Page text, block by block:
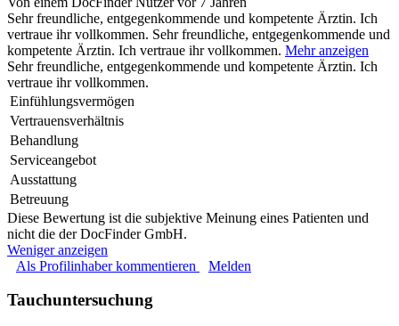
Sehr freundliche, entgegenkommende und kompetente Ärztin. Ich
vertraue ihr vollkommen. Sehr freundliche, entgegenkommende und
kompetente Ärztin. Ich vertraue ihr vollkommen. Mehr anzeigen
Sehr freundliche, entgegenkommende und kompetente Ärztin. Ich
vertraue ihr vollkommen.
Einfühlungsvermögen
Vertrauensverhältnis
Behandlung
Serviceangebot
Ausstattung
Betreuung
Diese Bewertung ist die subjektive Meinung eines Patienten und
nicht die der DocFinder GmbH.
Weniger anzeigen
Als Profilinhaber kommentieren
Melden
Tauchuntersuchung